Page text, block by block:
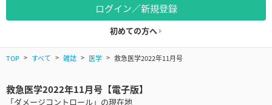
ログイン／新規登録
初めての方へ
TOP すべて 雑誌 医学 救急医学2022年11月号
救急医学2022年11月号【電子版】
「ダメージコントロール」の現在地